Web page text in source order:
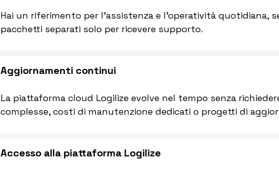
Hai un riferimento per l’assistenza e l’operatività quotidiana,
pacchetti separati solo per ricevere supporto.
Aggiornamenti continui
La piattaforma cloud Logilize evolve nel tempo senza
complesse, costi di manutenzione dedicati o progetti di
Accesso alla piattaforma Logilize